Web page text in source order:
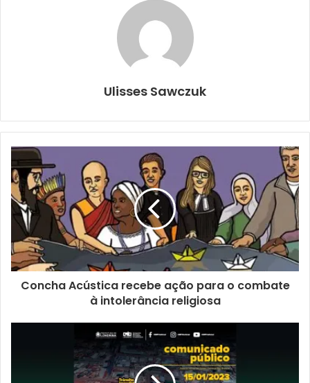
Todas as atividades serão realizadas no Plazza Eventos
(Rua Acre, 100, Centro) e, além das competições, o evento
também inclui diversos workshops gratuitos sobre danças
Ulisses Sawczuk
Concha Acústica recebe ação para o combate
à intolerância religiosa